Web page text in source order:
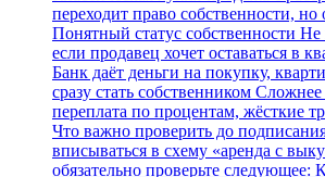
переходит право собственности, но
Понятный статус собственности Не
если продавец хочет оставаться в
Банк даёт деньги на покупку,
сразу стать собственником
переплата по процентам, жёсткие
Что важно проверить до
вписываться в схему «аренда с
обязательно проверьте следующее: